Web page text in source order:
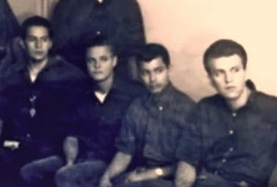
Din community
Vår